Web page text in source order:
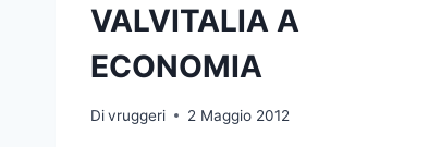
VALVITALIA A
ECONOMIA
Divruggeri 2 Maggio 2012